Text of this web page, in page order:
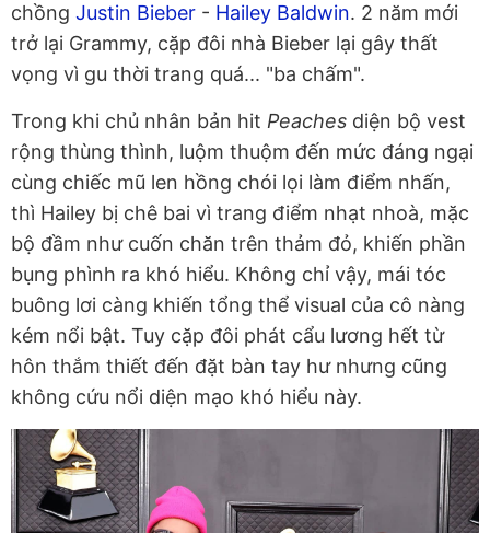
chồng Justin Bieber - Hailey Baldwin. 2 năm mới
trở lại Grammy, cặp đôi nhà Bieber lại gây thất
vọng vì gu thời trang quá... "ba chấm".
Trong khi chủ nhân bản hit Peaches diện bộ vest
rộng thùng thình, luộm thuộm đến mức đáng ngại
cùng chiếc mũ len hồng chói lọi làm điểm nhấn,
thì Hailey bị chê bai vì trang điểm nhạt nhoà, mặc
bộ đầm như cuốn chăn trên thảm đỏ, khiến phần
bụng phình ra khó hiểu. Không chỉ vậy, mái tóc
buông lơi càng khiến tổng thể visual của cô nàng
kém nổi bật. Tuy cặp đôi phát cẩu lương hết từ
hôn thắm thiết đến đặt bàn tay hư nhưng cũng
không cứu nổi diện mạo khó hiểu này.